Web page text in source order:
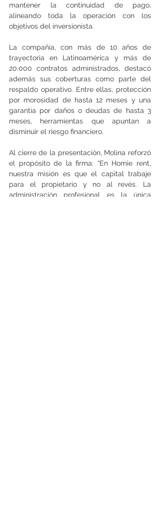
mantener la continuidad de pago,
alineando toda la operación con los
objetivos del inversionista.
La compañía, con más de 10 años de
trayectoria en Latinoamérica y más de
20.000 contratos administrados, destacó
además sus coberturas como parte del
respaldo operativo. Entre ellas, protección
por morosidad de hasta 12 meses y una
garantía por daños o deudas de hasta 3
meses, herramientas que apuntan a
disminuir el riesgo financiero.
Al cierre de la presentación, Molina reforzó
el propósito de la firma: “En Homie rent,
nuestra misión es que el capital trabaje
para el propietario y no al revés. La
administración profesional es la única